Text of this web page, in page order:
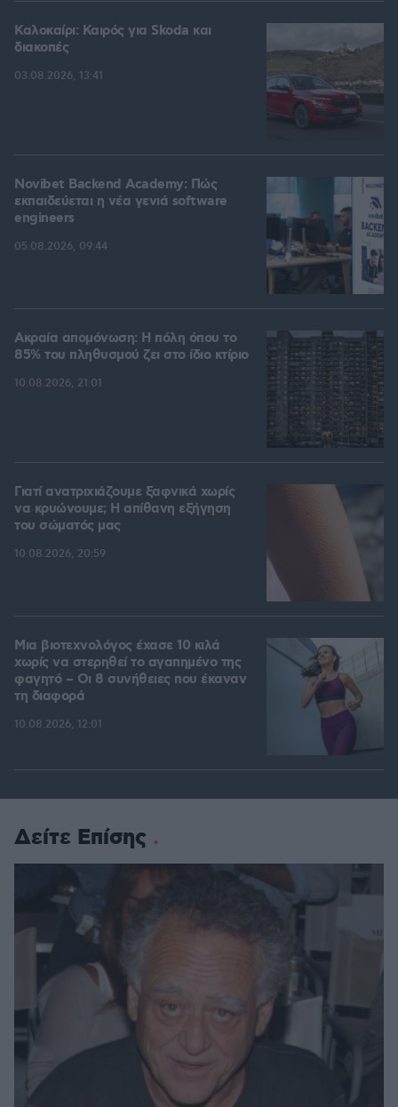
Καλοκαίρι: Καιρός για Skoda και
διακοπές
03.08.2026, 13:41
Novibet Backend Academy: Πώς
εκπαιδεύεται η νέα γενιά software
engineers
05.08.2026, 09:44
Ακραία απομόνωση: Η πόλη όπου το
85% του πληθυσμού ζει στο ίδιο κτίριο
10.08.2026, 21:01
Γιατί ανατριχιάζουμε ξαφνικά χωρίς
να κρυώνουμε; Η απίθανη εξήγηση
του σώματός μας
10.08.2026, 20:59
Μια βιοτεχνολόγος έχασε 10 κιλά
χωρίς να στερηθεί το αγαπημένο της
φαγητό – Οι 8 συνήθειες που έκαναν
τη διαφορά
10.08.2026, 12:01
Δείτε Επίσης